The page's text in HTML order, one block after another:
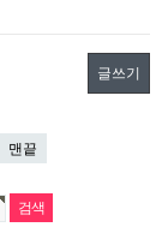
글쓰기
맨끝